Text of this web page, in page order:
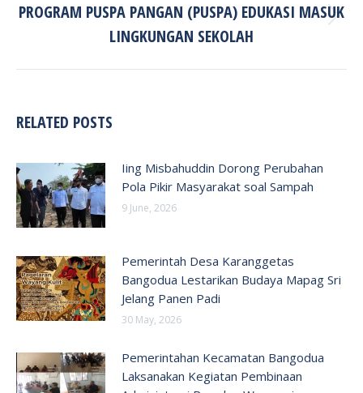
Next
post:
PROGRAM PUSPA PANGAN (PUSPA) EDUKASI MASUK
LINGKUNGAN SEKOLAH
RELATED POSTS
Iing Misbahuddin Dorong Perubahan
Pola Pikir Masyarakat soal Sampah
9 June, 2026
Pemerintah Desa Karanggetas
Bangodua Lestarikan Budaya Mapag Sri
Jelang Panen Padi
30 May, 2026
Pemerintahan Kecamatan Bangodua
Laksanakan Kegiatan Pembinaan